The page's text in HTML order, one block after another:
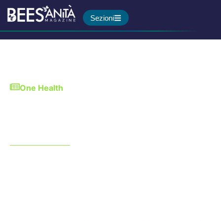
Sezioni
One Health